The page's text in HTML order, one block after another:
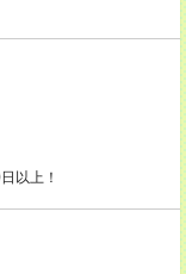
以上！